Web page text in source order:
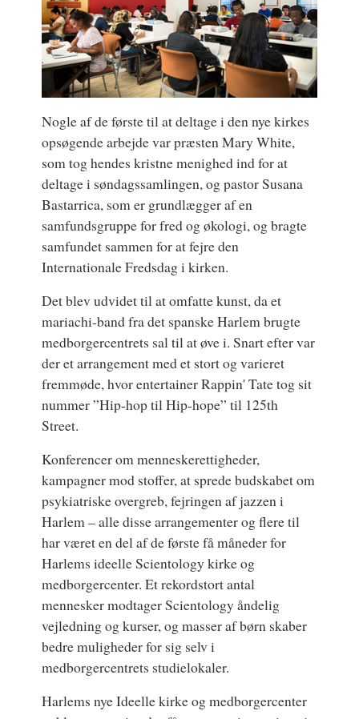
Nogle af de første til at deltage i den nye kirkes
opsøgende arbejde var præsten Mary White,
som tog hendes kristne menighed ind for at
deltage i søndagssamlingen, og pastor Susana
Bastarrica, som er grundlægger af en
samfundsgruppe for fred og økologi, og bragte
samfundet sammen for at fejre den
Internationale Fredsdag i kirken.
Det blev udvidet til at omfatte kunst, da et
mariachi-band fra det spanske Harlem brugte
medborgercentrets sal til at øve i. Snart efter var
der et arrangement med et stort og varieret
fremmøde, hvor entertainer Rappin' Tate tog sit
nummer ”Hip-hop til Hip-hope” til 125th
Street.
Konferencer om menneskerettigheder,
kampagner mod stoffer, at sprede budskabet om
psykiatriske overgreb, fejringen af jazzen i
Harlem – alle disse arrangementer og flere til
har været en del af de første få måneder for
Harlems ideelle Scientology kirke og
medborgercenter. Et rekordstort antal
mennesker modtager Scientology åndelig
vejledning og kurser, og masser af børn skaber
bedre muligheder for sig selv i
medborgercentrets studielokaler.
Harlems nye Ideelle kirke og medborgercenter